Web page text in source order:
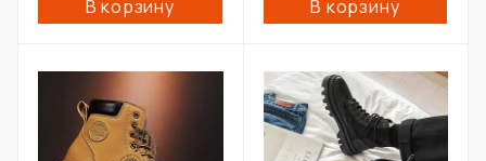
В корзину В корзину